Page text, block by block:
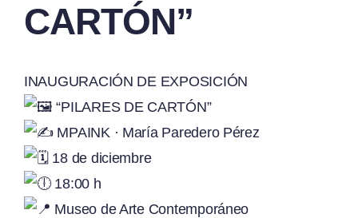
CARTÓN”
INAUGURACIÓN DE EXPOSICIÓN
“PILARES DE CARTÓN”
MPAINK · María Paredero Pérez
18 de diciembre
18:00 h
Museo de Arte Contemporáneo